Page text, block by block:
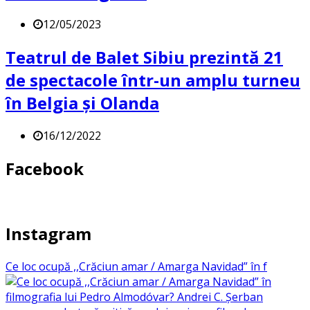
12/05/2023
Teatrul de Balet Sibiu prezintă 21
de spectacole într-un amplu turneu
în Belgia și Olanda
16/12/2022
Facebook
Instagram
Ce loc ocupă ,,Crăciun amar / Amarga Navidad” în f